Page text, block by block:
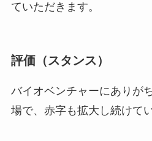
ていただきます。
評価（スタンス）
バイオベンチャーにありが
場で、赤字も拡大し続けて